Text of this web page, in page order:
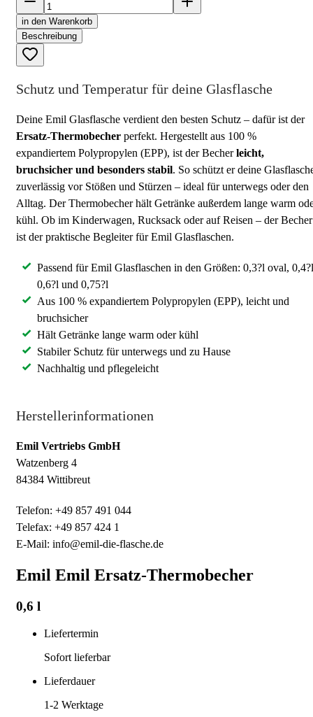
in den Warenkorb
Beschreibung
Schutz und Temperatur für deine Glasflasche
Deine Emil Glasflasche verdient den besten Schutz – dafür ist der
Ersatz-Thermobecher perfekt. Hergestellt aus 100 %
expandiertem Polypropylen (EPP), ist der Becherleicht,
bruchsicher und besonders stabil. So schützt er deine
zuverlässig vor Stößen und Stürzen – ideal für unterwegs oder den
Alltag. Der Thermobecher hält Getränke außerdem lange warm
kühl. Ob im Kinderwagen, Rucksack oder auf Reisen – der Becher
ist der praktische Begleiter für Emil Glasflaschen.
Passend für Emil Glasflaschen in den Größen: 0,3?l oval,
0,6?l und 0,75?l
Aus 100 % expandiertem Polypropylen (EPP), leicht und
bruchsicher
Hält Getränke lange warm oder kühl
Stabiler Schutz für unterwegs und zu Hause
Nachhaltig und pflegeleicht
Herstellerinformationen
Emil Vertriebs GmbH
Watzenberg 4
84384 Wittibreut
Telefon: +49 857 491 044
Telefax: +49 857 424 1
E-Mail: info@emil-die-flasche.de
Emil Emil Ersatz-Thermobecher
0,6 l
Liefertermin
Sofort lieferbar
Lieferdauer
1-2 Werktage